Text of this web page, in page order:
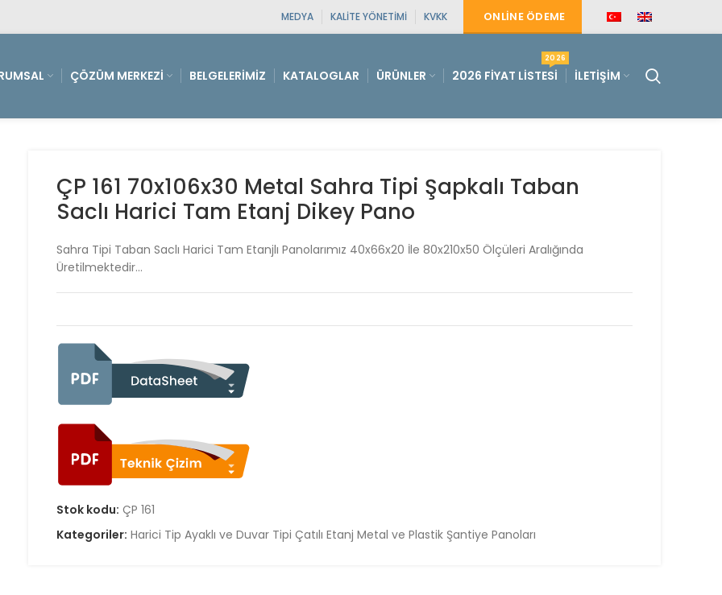
MEDYA KALITE YÖNETIMI KVKK ONLINE ÖDEME
ÇÖZÜM MERKEZI BELGELERIMIZ KATALOGLAR ÜRÜNLER 2026 FIYAT LISTESI
2026
İLETIŞIM
ÇP 161 70x106x30 Metal Sahra Tipi Şapkalı Taban
Saclı Harici Tam Etanj Dikey Pano
Sahra Tipi Taban Saclı Harici Tam Etanjlı Panolarımız 40x66x20 İle 80x210x50 Ölçüleri Aralığında
Üretilmektedir…
Stok kodu: ÇP 161
Kategoriler: Harici Tip Ayaklı ve Duvar Tipi Çatılı Etanj Metal ve Plastik Şantiye Panoları